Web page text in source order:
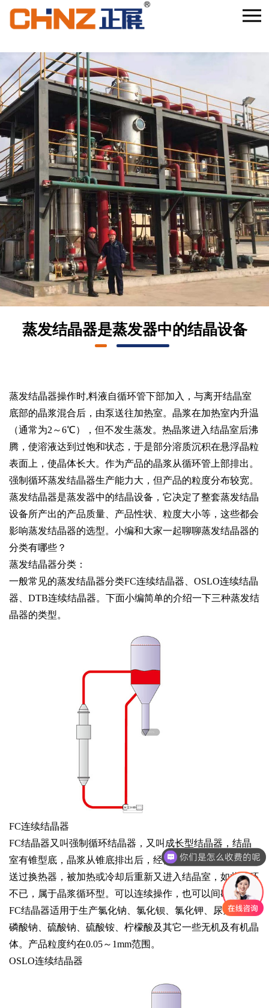
蒸发结晶器是蒸发器中的结晶设备
蒸发结晶器操作时,料液自循环管下部加入，与离开结晶室
底部的晶浆混合后，由泵送往加热室。晶浆在加热室内升温
（通常为2～6℃），但不发生蒸发。热晶浆进入结晶室后沸
腾，使溶液达到过饱和状态，于是部分溶质沉积在悬浮晶粒
表面上，使晶体长大。作为产品的晶浆从循环管上部排出。
强制循环蒸发结晶器生产能力大，但产品的粒度分布较宽。
蒸发结晶器是蒸发器中的结晶设备，它决定了整套蒸发结晶
设备所产出的产品质量、产品性状、粒度大小等，这些都会
影响蒸发结晶器的选型。小编和大家一起聊聊蒸发结晶器的
分类有哪些？
蒸发结晶器分类：
一般常见的蒸发结晶器分类FC连续结晶器、OSLO连续结晶
器、DTB连续结晶器。下面小编简单的介绍一下三种蒸发结
晶器的类型。
FC连续结晶器
FC结晶器又叫强制循环结晶器，又叫成长型结晶器，结晶
室有锥型底，晶浆从锥底排出后，经循环管用轴流式循环泵
送过换热器，被加热或冷却后重新又进入结晶室，如此循环
不已，属于晶浆循环型。可以连续操作，也可以间歇操作。
FC结晶器适用于生产氯化钠、氯化钡、氯化钾、尿素、次
磷酸钠、硫酸钠、硫酸铵、柠檬酸及其它一些无机及有机晶
体。产品粒度约在0.05～1mm范围。
OSLO连续结晶器
你们是怎么收费的呢